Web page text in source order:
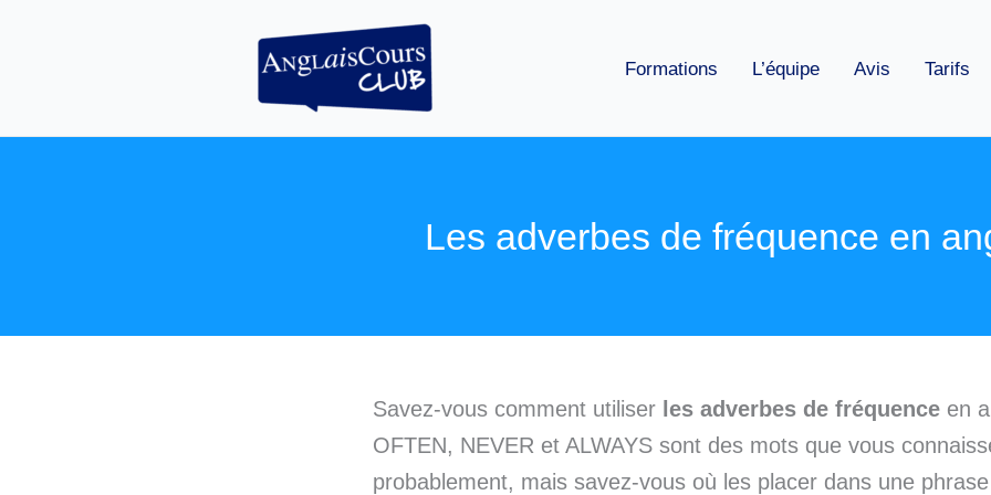
Formations L’équipe Avis Tarifs
Les adverbes de fréquence en
Savez-vous comment utiliser les adverbes de fréquence en
OFTEN, NEVER et ALWAYS sont des mots que vous
probablement, mais savez-vous où les placer dans une